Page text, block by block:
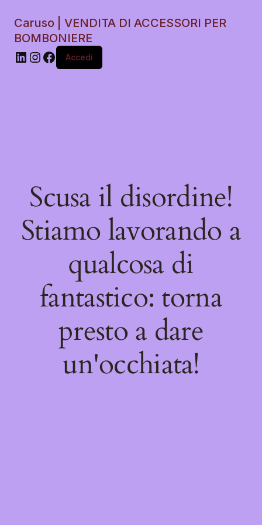
Caruso | VENDITA DI ACCESSORI PER
BOMBONIERE
Accedi
Scusa il disordine!
Stiamo lavorando a
qualcosa di
fantastico: torna
presto a dare
un'occhiata!